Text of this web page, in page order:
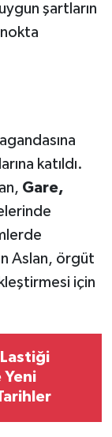
şartların
katıldı.
Gare,
Aslan, örgüt
için
Lastiği
Yeni